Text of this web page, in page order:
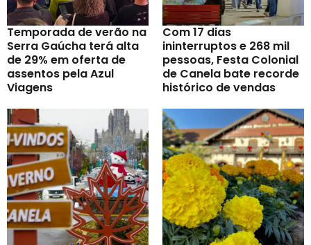
Temporada de verão na
Serra Gaúcha terá alta
de 29% em oferta de
assentos pela Azul
Viagens
Com 17 dias
ininterruptos e 268 mil
pessoas, Festa Colonial
de Canela bate recorde
histórico de vendas